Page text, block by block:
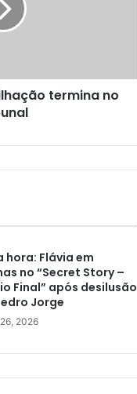
termina no
hora: Flávia em
no “Secret Story –
Final” após desilusão
Jorge
2026